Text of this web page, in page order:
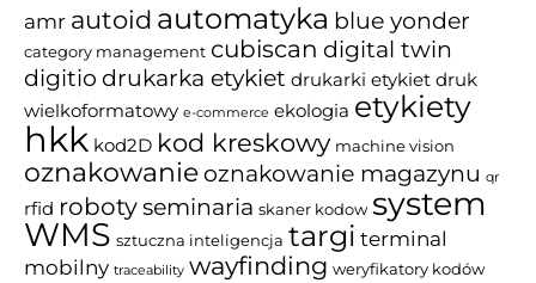
amr autoid automatyka blue yonder
category management cubiscan digital twin
digitio drukarka etykiet drukarki etykiet druk
wielkoformatowy e-commerce ekologia etykiety
hkk kod2D kod kreskowy machine vision
oznakowanie oznakowanie magazynu qr
rfid robotyseminaria skaner kodow system
WMS sztuczna inteligencja targi terminal
mobilny traceability wayfinding weryfikatory kodów